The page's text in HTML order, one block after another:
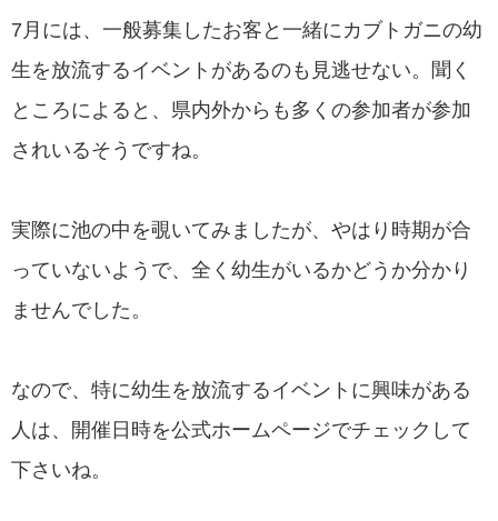
7月には、一般募集したお客と一緒にカブトガニの幼
生を放流するイベントがあるのも見逃せない。聞く
ところによると、県内外からも多くの参加者が参加
されいるそうですね。
実際に池の中を覗いてみましたが、やはり時期が合
っていないようで、全く幼生がいるかどうか分かり
ませんでした。
なので、特に幼生を放流するイベントに興味がある
人は、開催日時を公式ホームページでチェックして
下さいね。